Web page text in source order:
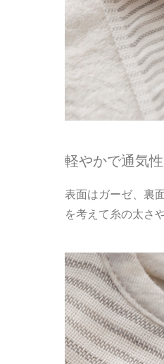
軽やかで通気
表面はガーゼ、裏
を考えて糸の太さ